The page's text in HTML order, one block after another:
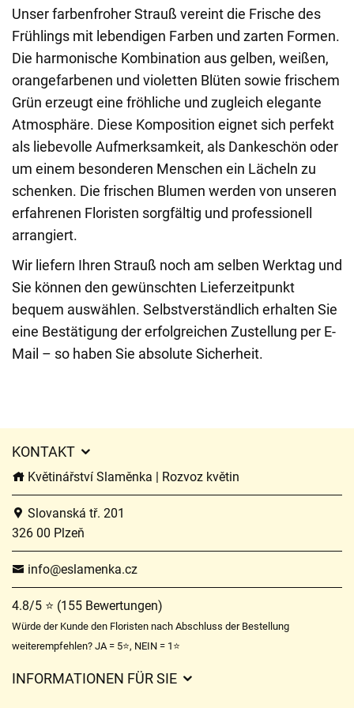
Unser farbenfroher Strauß vereint die Frische des
Frühlings mit lebendigen Farben und zarten Formen.
Die harmonische Kombination aus gelben, weißen,
orangefarbenen und violetten Blüten sowie frischem
Grün erzeugt eine fröhliche und zugleich elegante
Atmosphäre. Diese Komposition eignet sich perfekt
als liebevolle Aufmerksamkeit, als Dankeschön oder
um einem besonderen Menschen ein Lächeln zu
schenken. Die frischen Blumen werden von unseren
erfahrenen Floristen sorgfältig und professionell
arrangiert.
Wir liefern Ihren Strauß noch am selben Werktag und
Sie können den gewünschten Lieferzeitpunkt
bequem auswählen. Selbstverständlich erhalten Sie
eine Bestätigung der erfolgreichen Zustellung per E-
Mail – so haben Sie absolute Sicherheit.
KONTAKT
Květinářství Slaměnka | Rozvoz květin
Slovanská tř. 201
326 00 Plzeň
info@eslamenka.cz
4.8/5 ⭐ (155 Bewertungen)
Würde der Kunde den Floristen nach Abschluss der Bestellung
weiterempfehlen? JA = 5⭐, NEIN = 1⭐
INFORMATIONEN FÜR SIE